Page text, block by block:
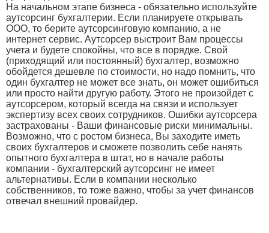
На начальном этапе бизнеса - обязательно используйте
аутсорсинг бухгалтерии. Если планируете открывать
ООО, то берите аутсорсинговую компанию, а не
интернет сервис. Аутсорсер выстроит Вам процессы
учета и будете спокойны, что все в порядке. Свой
(приходящий или постоянный) бухгалтер, возможно
обойдется дешевле по стоимости, но надо помнить, что
один бухгалтер не может все знать, он может ошибиться
или просто найти другую работу. Этого не произойдет с
аутсорсером, который всегда на связи и использует
экспертизу всех своих сотрудников. Ошибки аутсорсера
застрахованы - Ваши финансовые риски минимальны.
Возможно, что с ростом бизнеса, Вы заходите иметь
своих бухгалтеров и сможете позволить себе нанять
опытного бухгалтера в штат, но в начале работы
компании - бухгалтерский аутсорсинг не имеет
альтернативы. Если в компании несколько
собственников, то тоже важно, чтобы за учет финансов
отвечал внешний провайдер.